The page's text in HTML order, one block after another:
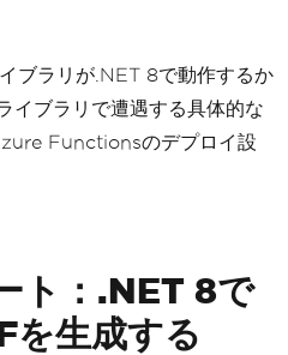
ブラリが.NET 8で動作するか
イブラリで遭遇する具体的な
Functionsのデプロイ設
ト：.NET 8で
を生成する